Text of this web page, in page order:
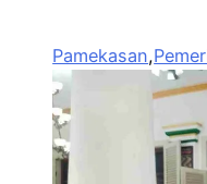
Pamekasan,